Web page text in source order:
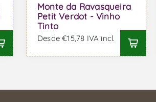
Monte da Ravasqueira
Petit Verdot - Vinho
Tinto
Desde €15,78 IVA incl.